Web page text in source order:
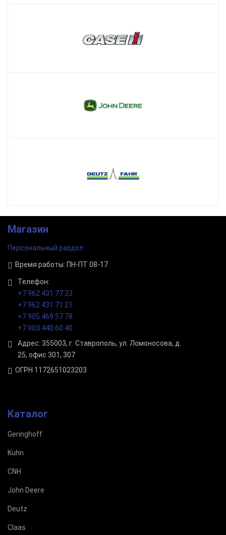
Магазин
Персональный раздел
Время работы: ПН-ПТ 08-17
Телефон:
+7 962 431 77 23
+7 962 431 71 21
+7 905 469 57 78
+7 903 440 60 40
Адрес: 355003, г. Ставрополь, ул. Ломоносова, д.
25, офис 301, 307
ОГРН 1172651023203
Каталог
Geringhoff
Kuhn
CNH
John Deere
Deutz
Claas